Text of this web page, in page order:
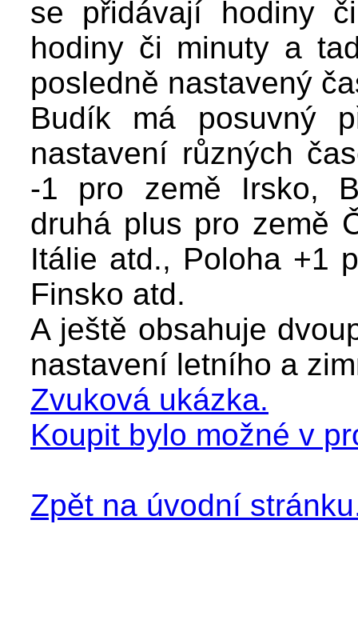
se přidávají hodiny
hodiny či minuty a
posledně nastavený
Budík má posuvný
nastavení různých
-1 pro země Irsko,
druhá plus pro země
Itálie atd., Poloha +1
Finsko atd.
A ještě obsahuje
nastavení letního a
Zvuková ukázka.
Koupit bylo možné v
Zpět na úvodní